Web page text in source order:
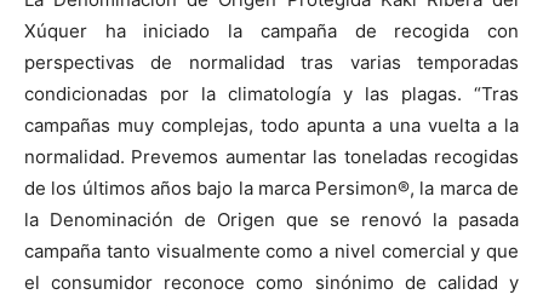
Xúquer ha iniciado la campaña de recogida con
perspectivas de normalidad tras varias temporadas
condicionadas por la climatología y las plagas. “Tras
campañas muy complejas, todo apunta a una vuelta a la
normalidad. Prevemos aumentar las toneladas recogidas
de los últimos años bajo la marca Persimon®, la marca de
la Denominación de Origen que se renovó la pasada
campaña tanto visualmente como a nivel comercial y que
el consumidor reconoce como sinónimo de calidad y